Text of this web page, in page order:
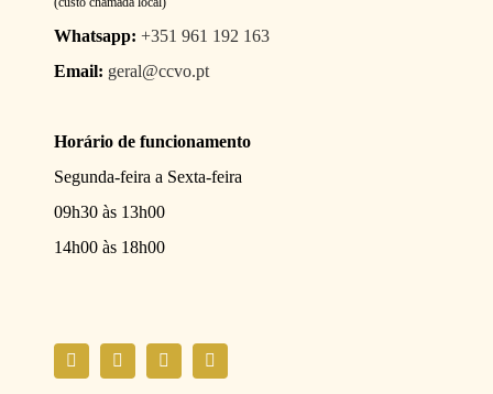
Whatsapp: +351 961 192 163
Email: geral@ccvo.pt
Horário de funcionamento
Segunda-feira a Sexta-feira
09h30 às 13h00
14h00 às 18h00